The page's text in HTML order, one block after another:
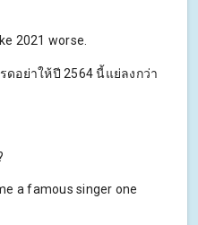
2021 worse.
ดอย่าให้ปี 2564 นี้แย่ลงกว่า
a famous singer one